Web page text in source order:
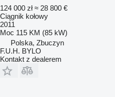
124 000 zł ≈ 28 800 €
Ciągnik kołowy
2011
Moc 115 KM (85 kW)
Polska, Zbuczyn
F.U.H. BYLO
Kontakt z dealerem